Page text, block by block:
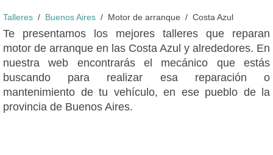
Talleres Buenos Aires Motor de arranque Costa Azul
Te presentamos los mejores talleres que reparan
motor de arranque en las Costa Azul y alrededores. En
nuestra web encontrarás el mecánico que estás
buscando para realizar esa reparación o
mantenimiento de tu vehículo, en ese pueblo de la
provincia de Buenos Aires.